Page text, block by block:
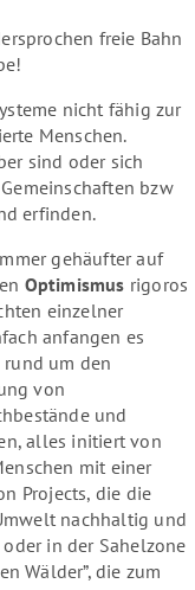
freie Bahn
nicht fähig zur
Menschen.
sind oder sich
bzw
erfinden.
gehäufter auf
Optimismus rigoros
einzelner
anfangen es
rund um den
von
und
alles initiert von
mit einer
Projects, die die
nachhaltig und
in der Sahelzone
Wälder”, die zum